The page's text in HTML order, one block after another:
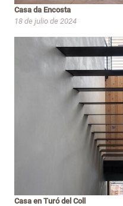
Casa da Encosta
18 de julio de 2024
Casa en Turó del Coll